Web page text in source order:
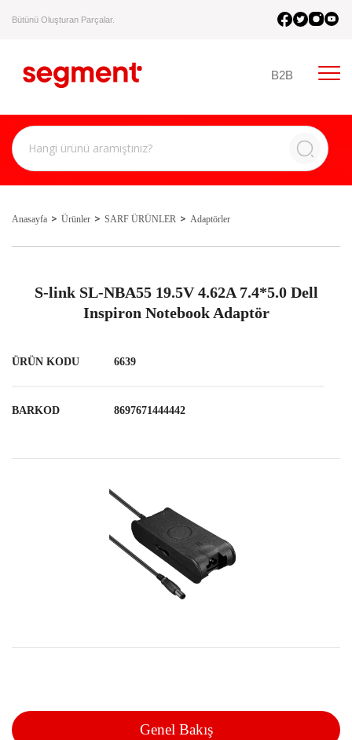
Bütünü Oluşturan Parçalar.
B2B
Anasayfa Ürünler SARF ÜRÜNLER Adaptörler
S-link SL-NBA55 19.5V 4.62A 7.4*5.0 Dell
Inspiron Notebook Adaptör
ÜRÜN KODU 6639
BARKOD 8697671444442
Genel Bakış